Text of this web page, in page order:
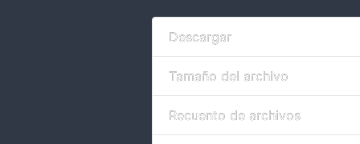
Descargar
Tamaño del archivo
Recuento de archivos